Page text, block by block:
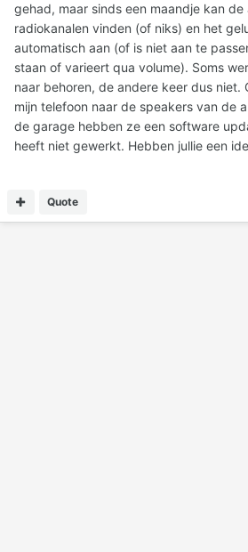
gehad, maar sinds een maandje kan
radiokanalen vinden (of niks) en het
automatisch aan (of is niet aan te
staan of varieert qua volume). Soms
naar behoren, de andere keer dus niet.
mijn telefoon naar de speakers van de
de garage hebben ze een software
heeft niet gewerkt. Hebben jullie een
Quote